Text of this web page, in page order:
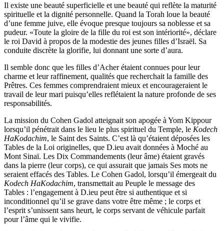
Il existe une beauté superficielle et une beauté qui reflète la maturité
spirituelle et la dignité personnelle. Quand la Torah loue la beauté
d’une femme juive, elle évoque presque toujours sa noblesse et sa
pudeur. «Toute la gloire de la fille du roi est son intériorité», déclare
le roi David à propos de la modestie des jeunes filles d’Israël. Sa
conduite discrète la glorifie, lui donnant une sorte d’aura.
Il semble donc que les filles d’Acher étaient connues pour leur
charme et leur raffinement, qualités que recherchait la famille des
Prêtres. Ces femmes comprendraient mieux et encourageraient le
travail de leur mari puisqu’elles reflétaient la nature profonde de ses
responsabilités.
La mission du Cohen Gadol atteignait son apogée à Yom Kippour
lorsqu’il pénétrait dans le lieu le plus spirituel du Temple, le Kodech
HaKodachim, le Saint des Saints. C’est là qu’étaient déposées les
Tables de la Loi originelles, que D.ieu avait données à Moché au
Mont Sinaï. Les Dix Commandements (leur âme) étaient gravés
dans la pierre (leur corps), ce qui assurait que jamais Ses mots ne
seraient effacés des Tables. Le Cohen Gadol, lorsqu’il émergeait du
Kodech HaKodachim, transmettait au Peuple le message des
Tables : l’engagement à D.ieu peut être si authentique et si
inconditionnel qu’il se grave dans votre être même ; le corps et
l’esprit s’unissent sans heurt, le corps servant de véhicule parfait
pour l’âme qui le vivifie.